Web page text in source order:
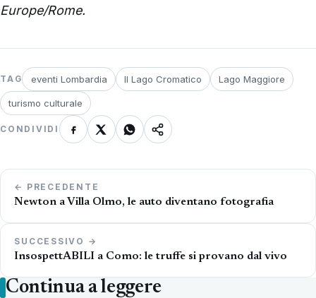
Europe/Rome.
TAG eventi Lombardia Il Lago Cromatico Lago Maggiore
turismo culturale
CONDIVIDI
Navigazione
articoli
← PRECEDENTE
Newton a Villa Olmo, le auto diventano fotografia
SUCCESSIVO →
InsospettABILI a Como: le truffe si provano dal vivo
Continua a leggere